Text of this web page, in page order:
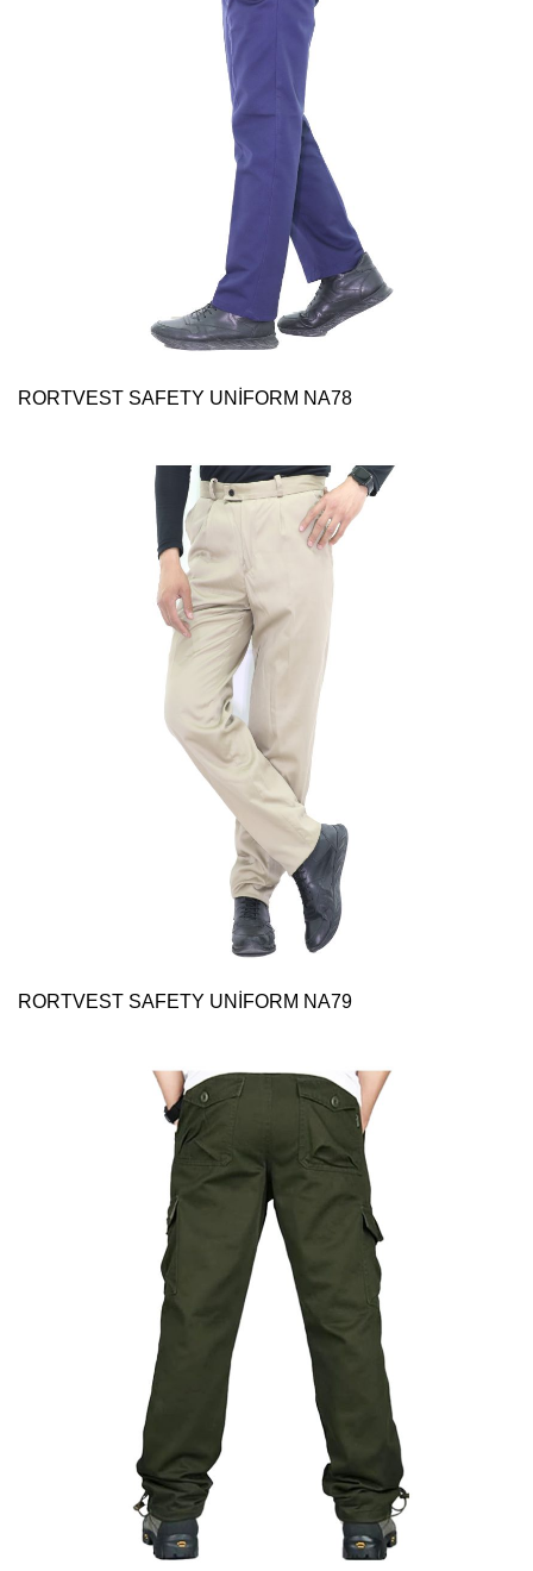
RORTVEST SAFETY UNİFORM NA78
RORTVEST SAFETY UNİFORM NA79